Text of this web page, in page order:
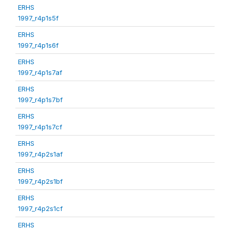
ERHS
1997_r4p1s5f
ERHS
1997_r4p1s6f
ERHS
1997_r4p1s7af
ERHS
1997_r4p1s7bf
ERHS
1997_r4p1s7cf
ERHS
1997_r4p2s1af
ERHS
1997_r4p2s1bf
ERHS
1997_r4p2s1cf
ERHS